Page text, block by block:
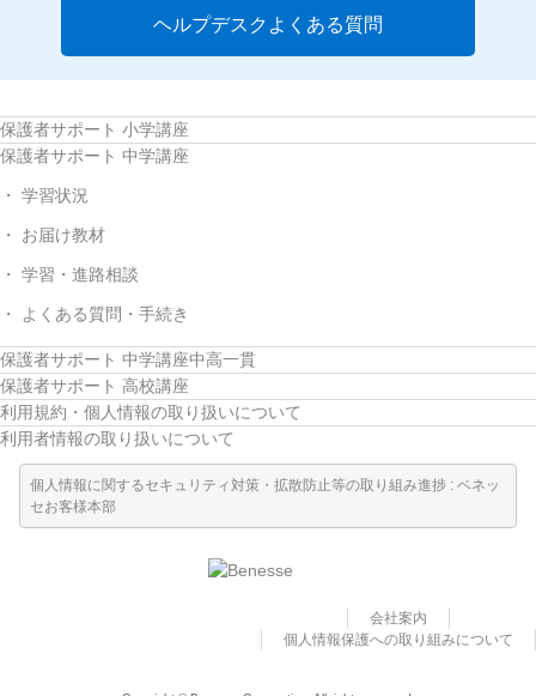
ヘルプデスクよくある質問
保護者サポート 小学講座
保護者サポート 中学講座
学習状況
お届け教材
学習・進路相談
よくある質問・手続き
保護者サポート 中学講座中高一貫
保護者サポート 高校講座
利用規約・個人情報の取り扱いについて
利用者情報の取り扱いについて
個人情報に関するセキュリティ対策・拡散防止等の取り組み進捗 : ベネッ
セお客様本部
会社案内
個人情報保護への取り組みについて